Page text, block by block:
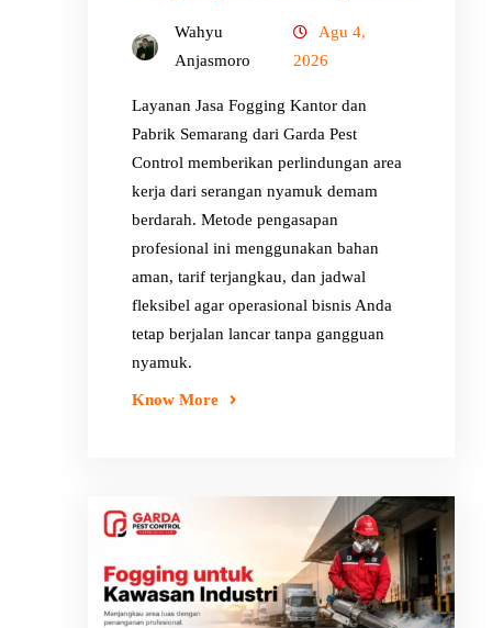
Wahyu
Anjasmoro
Agu 4,
2026
Layanan Jasa Fogging Kantor dan
Pabrik Semarang dari Garda Pest
Control memberikan perlindungan area
kerja dari serangan nyamuk demam
berdarah. Metode pengasapan
profesional ini menggunakan bahan
aman, tarif terjangkau, dan jadwal
fleksibel agar operasional bisnis Anda
tetap berjalan lancar tanpa gangguan
nyamuk.
Know More